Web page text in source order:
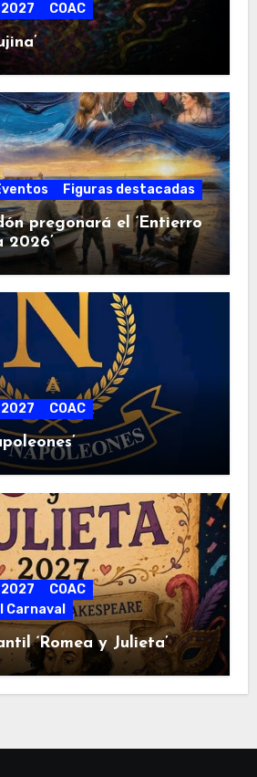
COAC
Figuras destacadas
pregonará el ‘Entierro
2026’
COAC
COAC
Carnaval
‘Romea y Julieta’